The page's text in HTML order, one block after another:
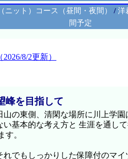
ニット）コース（昼間・夜間） /洋
間予定
8/2更新）
峰を目指して
の東側、清閑な場所に川上学園
基本的な考え方と 生涯を通し
す。
でもしっかりした保障付のマ